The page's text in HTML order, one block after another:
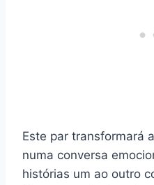
Este par transformará
numa conversa
histórias um ao outro